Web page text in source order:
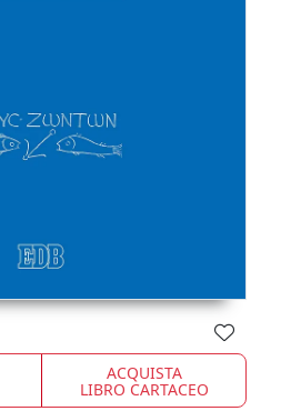
ACQUISTA
LIBRO CARTACEO